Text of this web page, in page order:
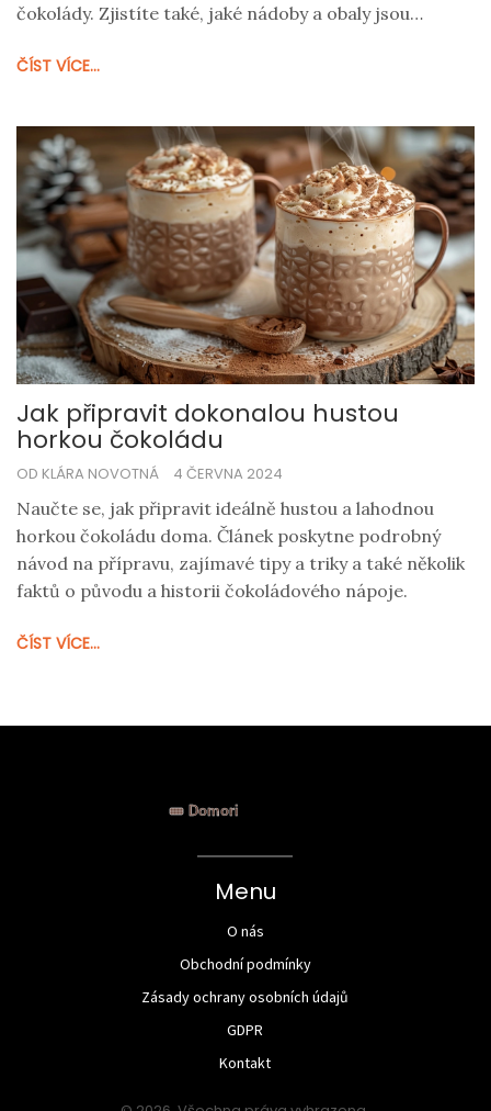
čokolády. Zjistíte také, jaké nádoby a obaly jsou
ČÍST VÍCE...
Jak připravit dokonalou hustou
horkou čokoládu
OD KLÁRA NOVOTNÁ 4 ČERVNA 2024
Naučte se, jak připravit ideálně hustou a lahodnou
horkou čokoládu doma. Článek poskytne podrobný
návod na přípravu, zajímavé tipy a triky a také několik
faktů o původu a historii čokoládového nápoje.
ČÍST VÍCE...
Menu
O nás
Obchodní podmínky
Zásady ochrany osobních údajů
GDPR
Kontakt